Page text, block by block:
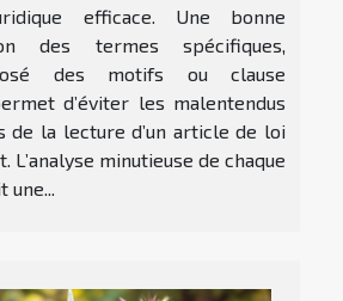
efficace. Une bonne
des termes spécifiques,
des motifs ou clause
d’éviter les malentendus
de la lecture d’un article de loi
L’analyse minutieuse de chaque